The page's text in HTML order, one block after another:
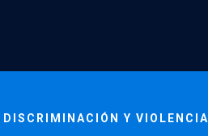
DISCRIMINACIÓN Y VIOLENCIA